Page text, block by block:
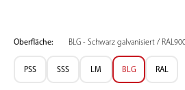
Oberfläche: BLG - Schwarz galvanisiert /
PSS SSS LM BLG RAL